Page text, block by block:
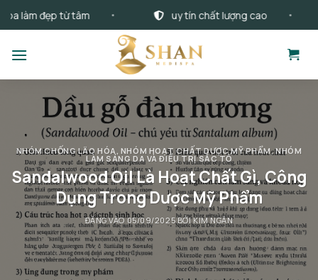
dung
đẹp từ tâm uy tín chất lượng cao
NHÓM CHỐNG LÃO HÓA, NHÓM HOẠT CHẤT DƯỢC MỸ PHẨM,NHÓM
LÀM SÁNG DA VÀ ĐIỀU TRỊ SẮC TỐ
Sandalwood Oil Là Hoạt Chất Gì, Công
Dụng Trong Dược Mỹ Phẩm
ĐĂNG VÀO05/09/2025BỞIKIM NGÂN